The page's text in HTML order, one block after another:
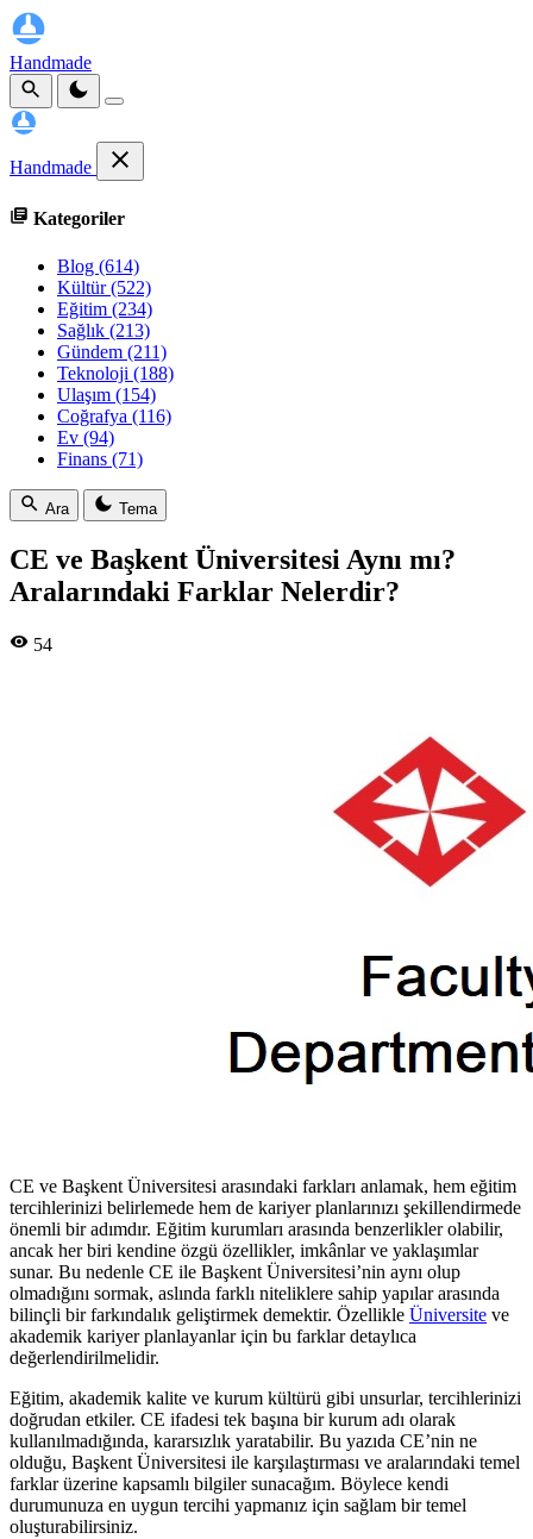
Handmade
Handmade
Kategoriler
Blog (614)
Kültür(522)
Eğitim (234)
Sağlık (213)
Gündem (211)
Teknoloji (188)
Ulaşım (154)
Coğrafya (116)
Ev (94)
Finans (71)
Ara Tema
CE ve Başkent Üniversitesi Aynı mı?
Aralarındaki Farklar Nelerdir?
54
CE ve Başkent Üniversitesi arasındaki farkları anlamak, hem eğitim
tercihlerinizi belirlemede hem de kariyer planlarınızı şekillendirmede
önemli bir adımdır. Eğitim kurumları arasında benzerlikler olabilir,
ancak her biri kendine özgü özellikler, imkânlar ve yaklaşımlar
sunar. Bu nedenle CE ile Başkent Üniversitesi’nin aynı olup
olmadığını sormak, aslında farklı niteliklere sahip yapılar arasında
bilinçli bir farkındalık geliştirmek demektir. Özellikle Üniversite ve
akademik kariyer planlayanlar için bu farklar detaylıca
değerlendirilmelidir.
Eğitim, akademik kalite ve kurum kültürü gibi unsurlar, tercihlerinizi
doğrudan etkiler. CE ifadesi tek başına bir kurum adı olarak
kullanılmadığında, kararsızlık yaratabilir. Bu yazıda CE’nin ne
olduğu, Başkent Üniversitesi ile karşılaştırması ve aralarındaki temel
farklar üzerine kapsamlı bilgiler sunacağım. Böylece kendi
durumunuza en uygun tercihi yapmanız için sağlam bir temel
oluşturabilirsiniz.